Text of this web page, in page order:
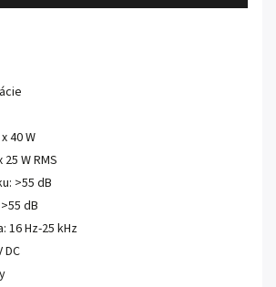
40 W
W RMS
>55 dB
dB
16 Hz-25 kHz
DC